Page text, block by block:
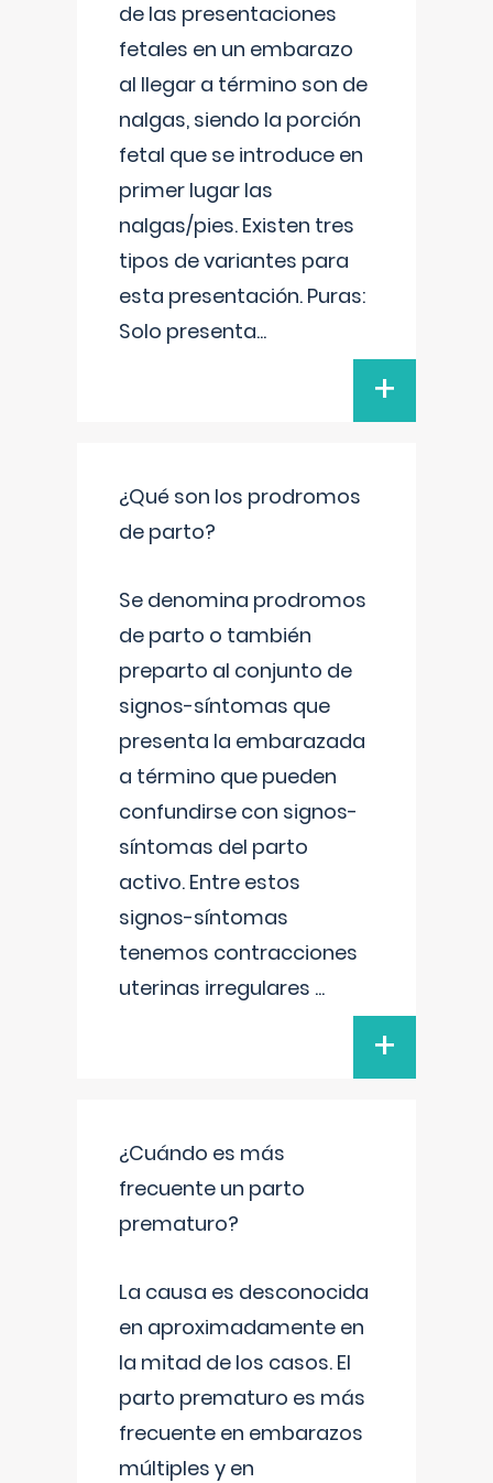
de las presentaciones
fetales en un embarazo
al llegar a término son de
nalgas, siendo la porción
fetal que se introduce en
primer lugar las
nalgas/pies. Existen tres
tipos de variantes para
esta presentación. Puras:
Solo presenta...
+
¿Qué son los prodromos
de parto?
Se denomina prodromos
de parto o también
preparto al conjunto de
signos-síntomas que
presenta la embarazada
a término que pueden
confundirse con signos-
síntomas del parto
activo. Entre estos
signos-síntomas
tenemos contracciones
uterinas irregulares ...
+
¿Cuándo es más
frecuente un parto
prematuro?
La causa es desconocida
en aproximadamente en
la mitad de los casos. El
parto prematuro es más
frecuente en embarazos
múltiples y en